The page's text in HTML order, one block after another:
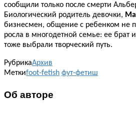
сообщили только после смерти
Биологический родитель девочки,
бизнесмен, общение с ребенком не
росла в многодетной семье: ее брат
тоже выбрали творческий путь.
РубрикаАрхив
Меткиfoot-fetish фут-фетиш
Об авторе